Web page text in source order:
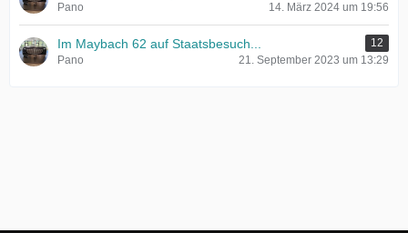
Pano
14. März 2024 um 19:56
Im Maybach 62 auf Staatsbesuch...
12
Pano
21. September 2023 um 13:29